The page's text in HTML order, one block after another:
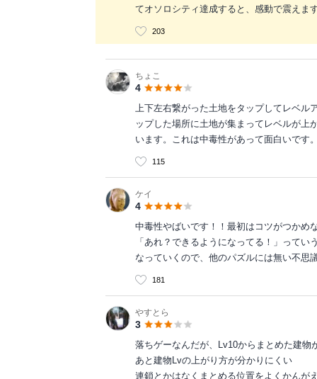
てオソロシティ達成すると、感動で震えま
203
ちょこ
4
上下左右繋がった土地をタップしてレベ
ップした場所に土地が集まってレベルが上
います。これは中毒性があって面白いです
115
ケイ
4
中毒性やばいです！！最初はコツがつかめ
「あれ？できるようになってる！」って
なっていくので、他のパズルには無い不思
181
やすとら
3
落ちゲーなんだが、Lv10からまとめた建
あと建物Lvの上がり方が分かりにくい
連鎖とかはなくまとめる位置をよくかん